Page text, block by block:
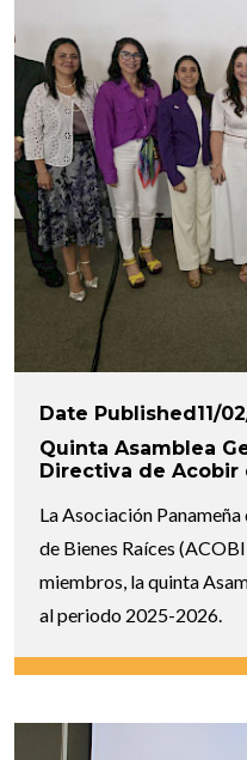
Date Published11/
Quinta Asamblea
Directiva de Acobir
La Asociación
de Bienes Raíces
miembros, la quinta
al periodo 2025-2026.